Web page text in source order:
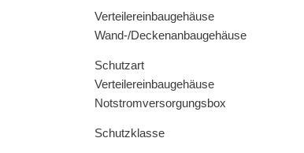
Verteilereinbaugehäuse
Wand-/Deckenanbaugehäuse
Schutzart
Verteilereinbaugehäuse
Notstromversorgungsbox
Schutzklasse